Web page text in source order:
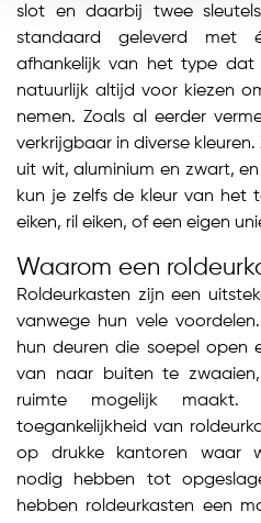
slot en daarbij twee
standaard geleverd met
afhankelijk van het type
natuurlijk altijd voor kiezen
nemen. Zoals al eerder
verkrijgbaar in diverse
uit wit, aluminium en zwart,
kun je zelfs de kleur van het
eiken, ril eiken, of een eigen
Waarom een
Roldeurkasten zijn een
vanwege hun vele
hun deuren die soepel open
van naar buiten te
ruimte mogelijk maakt.
toegankelijkheid van
op drukke kantoren waar
nodig hebben tot
hebben roldeurkasten een